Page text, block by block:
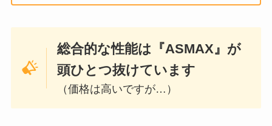
総合的な性能は『ASMAX』が
頭ひとつ抜けています
（価格は高いですが…）